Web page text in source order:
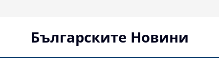
Българските Новини